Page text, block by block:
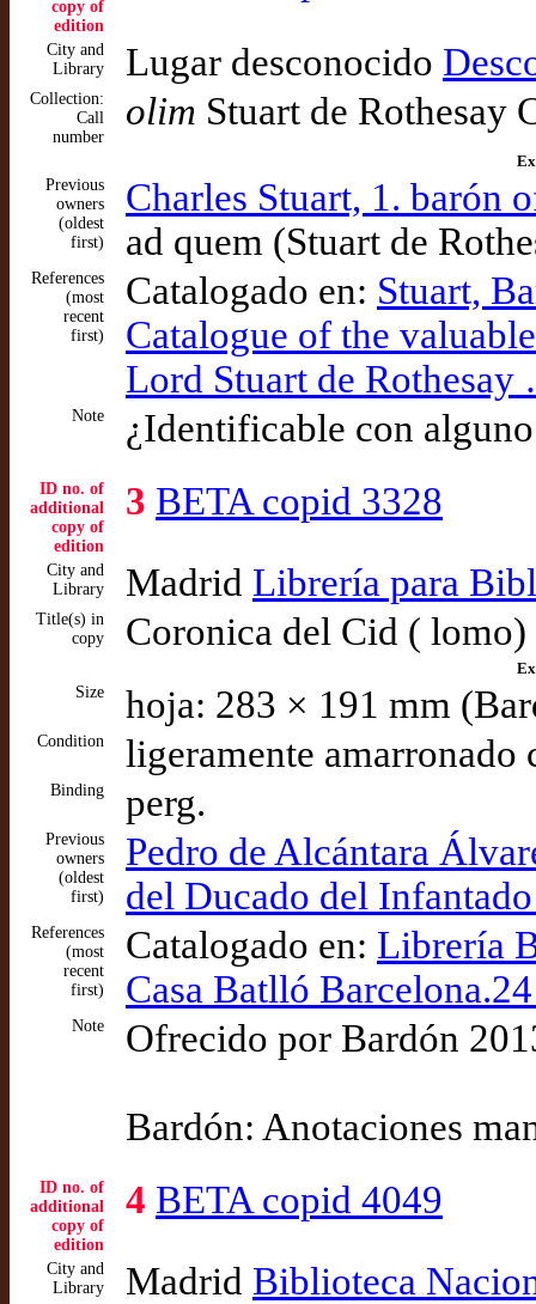
copy of
edition
City and
Library
Lugar desconocido
Collection:
Call
number
olim Stuart de Rothesay
Previous
owners
(oldest
first)
Charles Stuart, 1. barón
ad quem (Stuart de
References
(most
recent
first)
Catalogado en: Stuart,
Catalogue of the
Lord Stuart de
Note ¿Identificable con
ID no. of
additional
copy of
edition
3 BETA copid 3328
City and
Library
Madrid Librería para
Title(s) in
copy
Coronica del Cid ( lomo)
Size
hoja: 283 × 191 mm
Condition ligeramente
Binding perg.
Previous
owners
(oldest
first)
Pedro de Alcántara
del Ducado del
References
(most
recent
first)
Catalogado en: Librería
Casa Batlló
Note Ofrecido por Bardón
Bardón: Anotaciones
ID no. of
additional
copy of
edition
4 BETA copid 4049
City and
Library
Madrid Biblioteca